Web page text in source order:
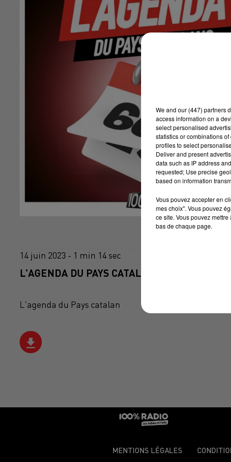
14 juin 2023 - 1 min 14 sec
L'AGENDA DU PAYS CATALANS DU 14/06/
L'agenda du Pays catalan
MENTIONS LÉGALES
We and our (447) partners
access information on a
select personalised
statistics or combinations
profiles to select
Deliver and present
data such as IP address
requested; Use precise
based on information
Vous pouvez accepter en
mes choix". Vous pouvez
ce site. Vous pouvez
bas de chaque page.